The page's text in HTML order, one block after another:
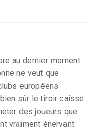
au dernier moment
ne veut que
européens
sûr le tiroir caisse
des joueurs que
vraiment énervant